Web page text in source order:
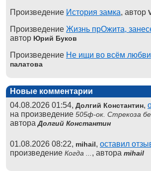
Произведение История замка, автор
Произведение Жизнь прОжита,
автор Юрий Буков
Произведение Не ищи во всём любви
палатова
Новые комментарии
04.08.2026 01:54, Долгий Константин,
на произведение 505ф-ок. Стрекоза
автораДолгий Константин
01.08.2026 08:22, mihail, оставил
произведение Когда ... , автора mihail